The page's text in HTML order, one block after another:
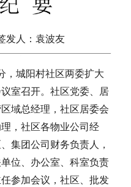
发人：袁波友
，城阳村社区两委扩大
室召开。社区党委、居
域总经理，社区居委会
，社区各物业公司经
集团公司财务负责人，
位、办公室、科室负责
参加会议，社区、批发